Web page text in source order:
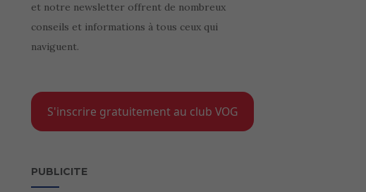
et notre newsletter offrent de nombreux
conseils et informations à tous ceux qui
naviguent.
S'inscrire gratuitement au club VOG
PUBLICITE